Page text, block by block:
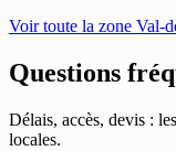
Voir toute la zone Val-
Questions
Délais, accès, devis :
locales.